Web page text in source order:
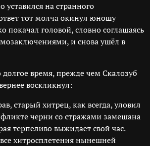
уставился на странного
тот молча окинул юношу
покачал головой, словно соглашаясь
и снова ушёл в
время, прежде чем Скалозуб
воскликнул:
старый хитрец, как всегда, уловил
черни со стражами замешана
терпеливо выжидает свой час.
хитросплетения нынешней